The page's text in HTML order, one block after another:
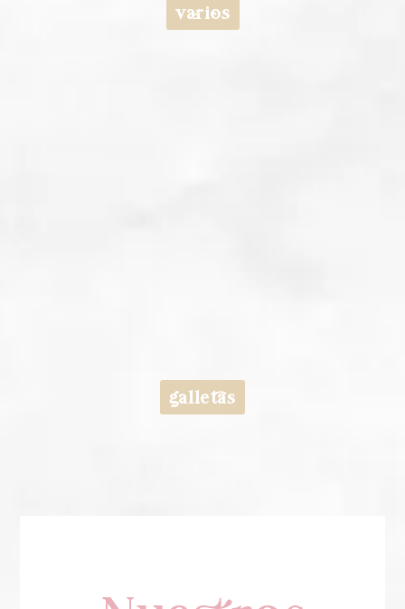
varios
galletas